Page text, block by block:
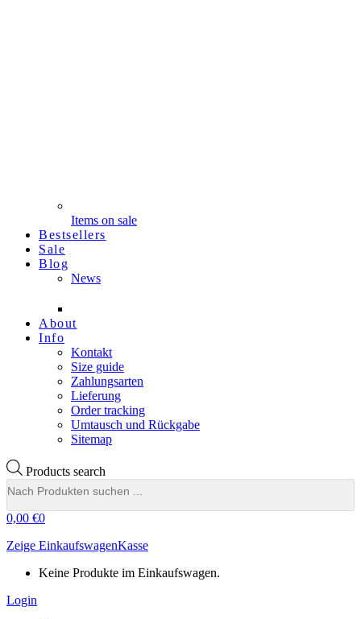
Items on sale
Bestsellers
Sale
Blog
News
About
Info
Kontakt
Size guide
Zahlungsarten
Lieferung
Order tracking
Umtausch und Rückgabe
Sitemap
Products search
0,00 €0
Zeige EinkaufswagenKasse
Keine Produkte im Einkaufswagen.
Login